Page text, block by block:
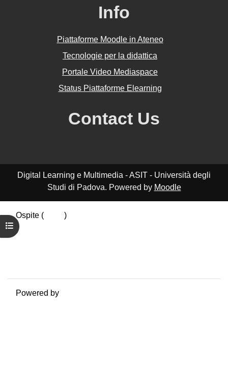
Apri indice del corso
Info
Piattaforme Moodle in Ateneo
Tecnologie per la didattica
Portale Video Mediaspace
Status Piattaforme Elearning
Contact Us
Digital Learning e Multimedia - ASIT - Università degli
Studi di Padova. Powered by Moodle
Ospite (
)
Riepilogo della conservazione dei dati
Powered by